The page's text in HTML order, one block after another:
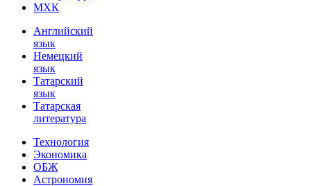
МХК
Английский
язык
Немецкий
язык
Татарский
язык
Татарская
литература
Технология
Экономика
ОБЖ
Астрономия